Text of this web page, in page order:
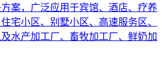
案，广泛应用于宾馆、酒店、疗养
宅小区、别墅小区、高速服务区、
水产加工厂、畜牧加工厂、鲜奶加